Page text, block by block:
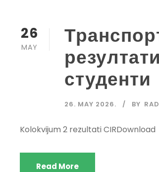
26
MAY
студенти
26. MAY 2026. BY
Kolokvijum 2 rezultati CIRDownload
Read More